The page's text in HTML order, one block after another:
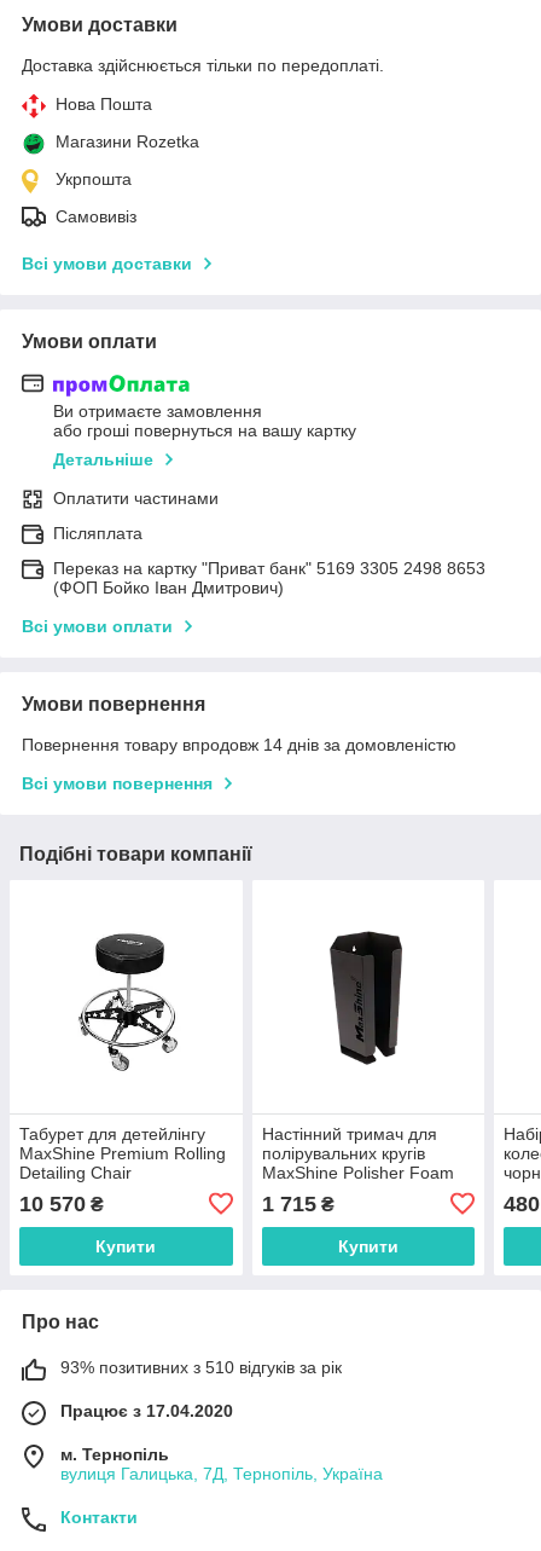
Умови доставки
Доставка здійснюється тільки по передоплаті.
Нова Пошта
Магазини Rozetka
Укрпошта
Самовивіз
Всі умови доставки
Умови оплати
Ви отримаєте замовлення
або гроші повернуться на вашу картку
Детальніше
Оплатити частинами
Післяплата
Переказ на картку "Приват банк" 5169 3305 2498 8653
(ФОП Бойко Іван Дмитрович)
Всі умови оплати
Умови повернення
Повернення товару впродовж 14 днів за домовленістю
Всі умови повернення
Подібні товари компанії
Табурет для детейлінгу
MaxShine Premium Rolling
Detailing Chair
10 570 ₴
Купити
Настінний тримач для
полірувальних кругів
MaxShine Polisher Foam
1 715₴
Купити
480
Про нас
93% позитивних з 510 відгуків за рік
Працює з 17.04.2020
м. Тернопіль
вулиця Галицька, 7Д, Тернопіль, Україна
Контакти